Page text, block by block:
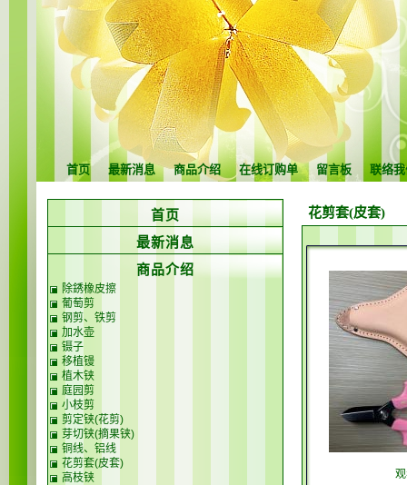
首页 最新消息 商品介绍 在线订购单 留言板 联络
花剪套(皮套)
首页
最新消息
商品介绍
除銹橡皮擦
葡萄剪
钢剪、铁剪
加水壶
镊子
移植镘
植木铗
庭园剪
小枝剪
剪定铗(花剪)
芽切铗(摘果铗)
铜线、铝线
花剪套(皮套)
高枝铗